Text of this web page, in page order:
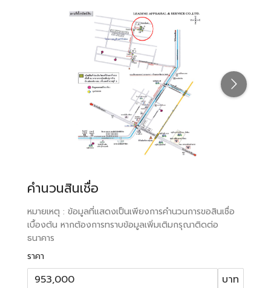
คำนวนสินเชื่อ
หมายเหตุ : ข้อมูลที่แสดงเป็นเพียงการคำนวนการขอสินเชื่อ
เบื้องต้น หากต้องการทราบข้อมูลเพิ่มเติมกรุณาติดต่อ
ธนาคาร
ราคา
บาท